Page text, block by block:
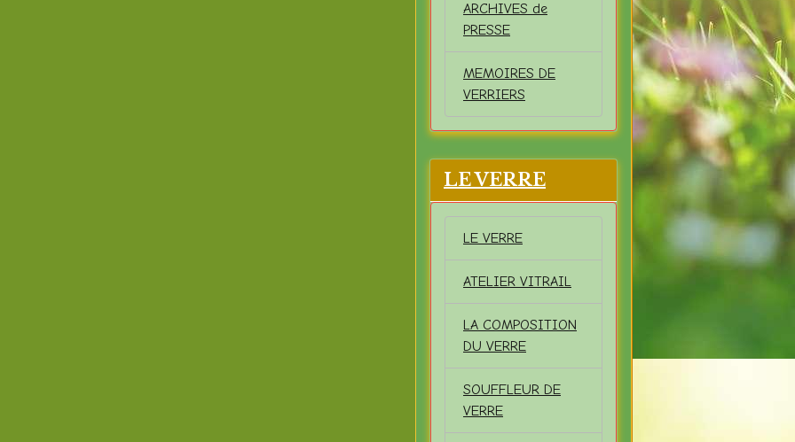
ARCHIVES de
PRESSE
MEMOIRES DE
VERRIERS
LE VERRE
LE VERRE
ATELIER VITRAIL
LA COMPOSITION
DU VERRE
SOUFFLEUR DE
VERRE